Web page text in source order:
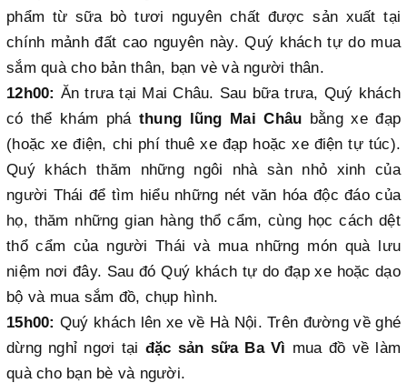
phẩm từ sữa bò tươi nguyên chất được sản xuất tại
chính mảnh đất cao nguyên này. Quý khách tự do mua
sắm quà cho bản thân, bạn vè và người thân.
12h00: Ăn trưa tại Mai Châu. Sau bữa trưa, Quý khách
có thể khám phá thung lũng Mai Châu bằng xe đạp
(hoặc xe điện, chi phí thuê xe đạp hoặc xe điện tự túc).
Quý khách thăm những ngôi nhà sàn nhỏ xinh của
người Thái để tìm hiểu những nét văn hóa độc đáo của
họ, thăm những gian hàng thổ cẩm, cùng học cách dệt
thổ cẩm của người Thái và mua những món quà lưu
niệm nơi đây. Sau đó Quý khách tự do đạp xe hoặc dạo
bộ và mua sắm đồ, chụp hình.
15h00: Quý khách lên xe về Hà Nội. Trên đường về ghé
dừng nghỉ ngơi tại đặc sản sữa Ba Vì mua đồ về làm
quà cho bạn bè và người.